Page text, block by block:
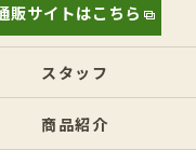
販サイトはこちら
スタッフ
商品紹介